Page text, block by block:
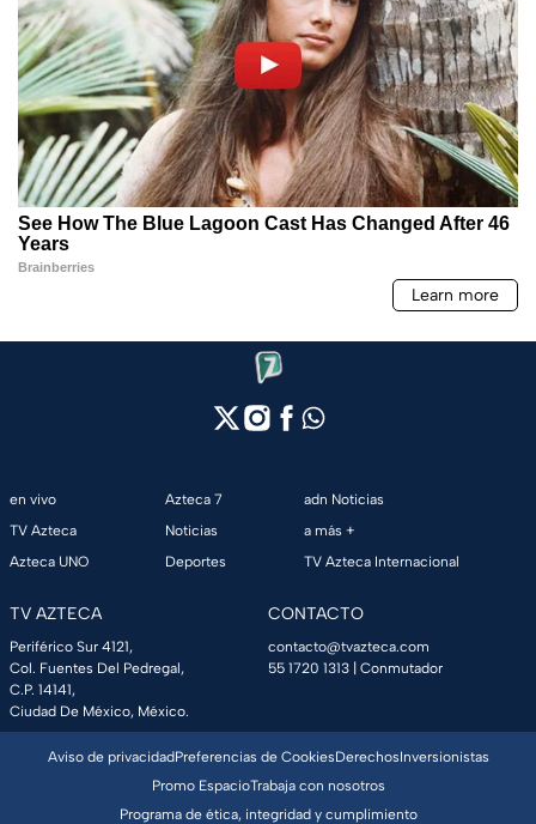
en vivo
TV Azteca
Azteca UNO
Azteca 7
Noticias
Deportes
adn Noticias
a más +
TV Azteca Internacional
TV AZTECA
Periférico Sur 4121,
Col. Fuentes Del Pedregal,
C.P. 14141,
Ciudad De México, México.
CONTACTO
contacto@tvazteca.com
55 1720 1313 | Conmutador
Aviso de privacidadPreferencias de CookiesDerechosInversionistas
Promo EspacioTrabaja con nosotros
Programa de ética, integridad y cumplimiento